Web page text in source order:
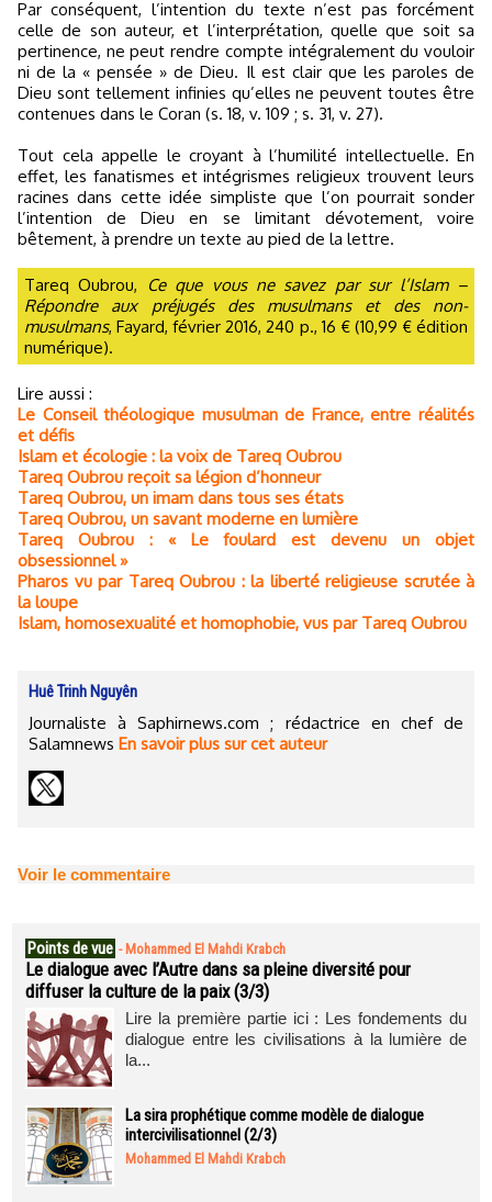
Par conséquent, l’intention du texte n’est pas forcément
celle de son auteur, et l’interprétation, quelle que soit sa
pertinence, ne peut rendre compte intégralement du vouloir
ni de la « pensée » de Dieu. Il est clair que les paroles de
Dieu sont tellement infinies qu’elles ne peuvent toutes être
contenues dans le Coran (s. 18, v. 109 ; s. 31, v. 27).
Tout cela appelle le croyant à l’humilité intellectuelle. En
effet, les fanatismes et intégrismes religieux trouvent leurs
racines dans cette idée simpliste que l’on pourrait sonder
l’intention de Dieu en se limitant dévotement, voire
bêtement, à prendre un texte au pied de la lettre.
Tareq Oubrou,
Ce que vous ne savez par sur l’Islam –
Répondre aux préjugés des musulmans et des non-
musulmans, Fayard, février 2016, 240 p., 16 € (10,99 € édition
numérique).
Lire aussi :
Le Conseil théologique musulman de France, entre réalités
et défis
Islam et écologie : la voix de Tareq Oubrou
Tareq Oubrou reçoit sa légion d’honneur
Tareq Oubrou, un imam dans tous ses états
Tareq Oubrou, un savant moderne en lumière
Tareq Oubrou : « Le foulard est devenu un objet
obsessionnel »
Pharos vu par Tareq Oubrou : la liberté religieuse scrutée à
la loupe
Islam, homosexualité et homophobie, vus par Tareq Oubrou
Huê Trinh Nguyên
Journaliste à Saphirnews.com ; rédactrice en chef de
Salamnews En savoir plus sur cet auteur
Voir le commentaire
Points de vue - Mohammed El Mahdi Krabch
Le dialogue avec l’Autre dans sa pleine diversité pour
diffuser la culture de la paix (3/3)
Lire la première partie ici : Les fondements du
dialogue entre les civilisations à la lumière de
la...
La sira prophétique comme modèle de dialogue
intercivilisationnel (2/3)
Mohammed El Mahdi Krabch